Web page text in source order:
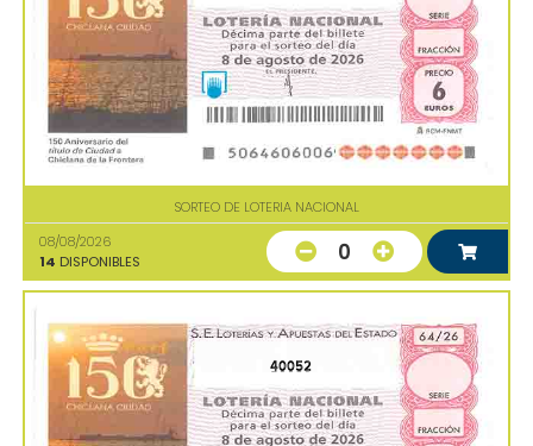
SORTEO DE LOTERIA NACIONAL
08/08/2026
14 DISPONIBLES 0
40052